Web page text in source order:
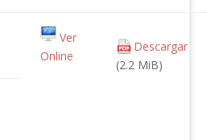
Ver
Online
Descargar
(2.2 MiB)